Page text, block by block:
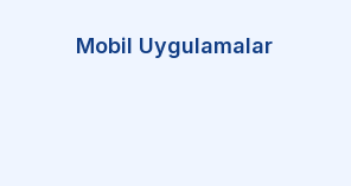
Mobil Uygulamalar